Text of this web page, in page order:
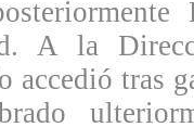
A la
accedió tras